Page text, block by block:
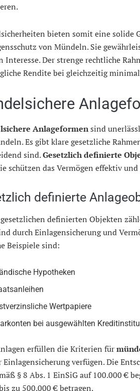
bieten somit eine solide
von Mündeln. Sie
Interesse. Der strenge rechtliche
Rendite bei gleichzeitig
Anlageformensind
Es gibt klare gesetzliche
sind.Gesetzlich definierte
schützen das Vermögen effektiv
definierte
definierten Objekten
durch Einlagensicherung und
Beispiele sind:
Hypotheken
Wertpapiere
bei ausgewählten
erfüllen die Kriterien für
Einlagensicherung verfügen. Die
§ 8 Abs. 1 EinSiG auf 100.000 €
zu 500.000 € betragen.